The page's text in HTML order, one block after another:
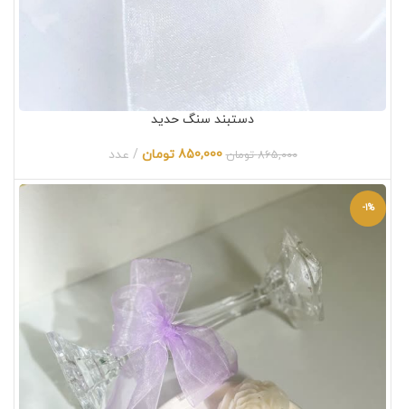
دستبند سنگ حدید
865,000 تومان 850,000 تومان عدد
-1%